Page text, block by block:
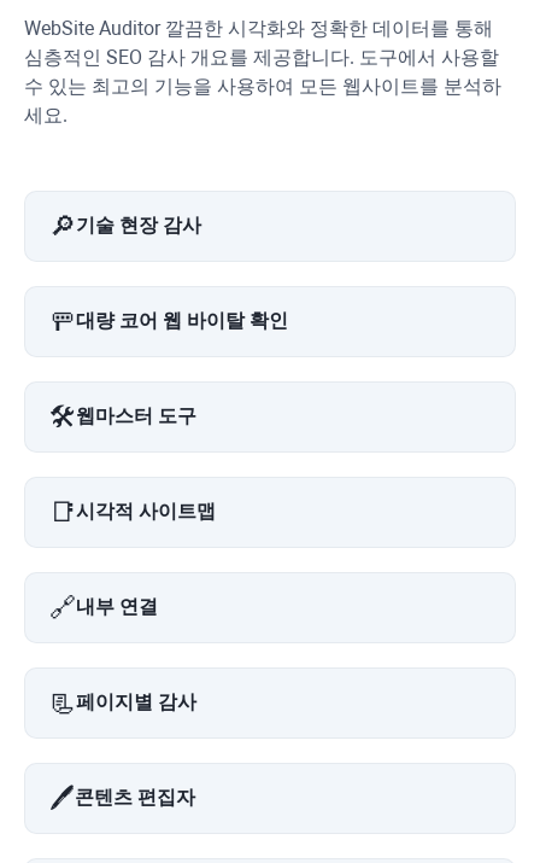
WebSite Auditor깔끔한 시각화와 정확한 데이터를 통해
심층적인 SEO 감사 개요를 제공합니다. 도구에서 사용할
수 있는 최고의 기능을 사용하여 모든 웹사이트를 분석하
세요.
🔎기술 현장 감사
🚥대량 코어 웹 바이탈 확인
🛠️웹마스터 도구
📑시각적 사이트맵
🔗내부 연결
📃페이지별 감사
🖊️콘텐츠 편집자